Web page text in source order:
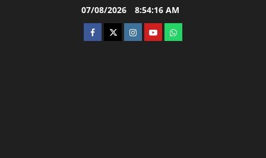
07/08/2026 8:54:17 AM
facebooktwitterinstagram.com
youtubewhatsapp